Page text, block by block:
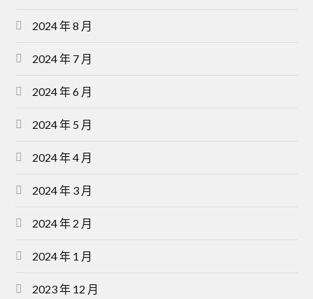
2024 年 8 月
2024 年 7 月
2024 年 6 月
2024 年 5 月
2024 年 4 月
2024 年 3 月
2024 年 2 月
2024 年 1 月
2023 年 12 月